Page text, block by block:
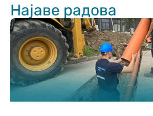
Најаве радова
Искуство
In order for
our website
to perform
as well as
possible
during your
visit. If you